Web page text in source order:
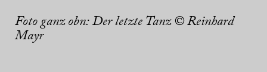
Foto ganz obn: Der letzte Tanz © Reinhard
Mayr